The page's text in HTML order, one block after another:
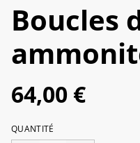
Boucles
64,00 €
QUANTITÉ